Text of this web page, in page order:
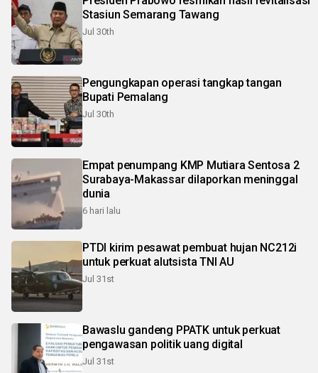
Stasiun Semarang Tawang
Jul 30th
Pengungkapan operasi tangkap tangan
Bupati Pemalang
Jul 30th
Empat penumpang KMP Mutiara Sentosa 2
Surabaya-Makassar dilaporkan meninggal
dunia
6 hari lalu
PTDI kirim pesawat pembuat hujan NC212i
untuk perkuat alutsista TNI AU
Jul 31st
Bawaslu gandeng PPATK untuk perkuat
pengawasan politik uang digital
Jul 31st